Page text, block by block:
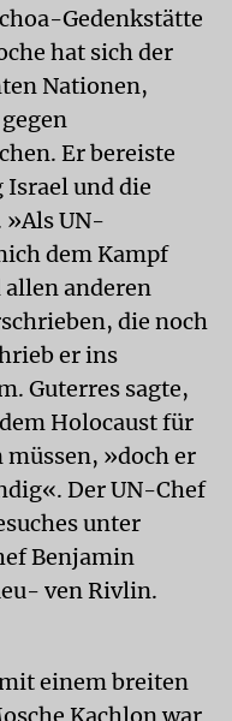
Gedenkstätte
hat sich der
Nationen,
Er bereiste
Israel und die
»Als UN-
dem Kampf
anderen
die noch
er ins
Guterres sagte,
Holocaust für
»doch er
Der UN-Chef
unter
Benjamin
ven Rivlin.
einem breiten